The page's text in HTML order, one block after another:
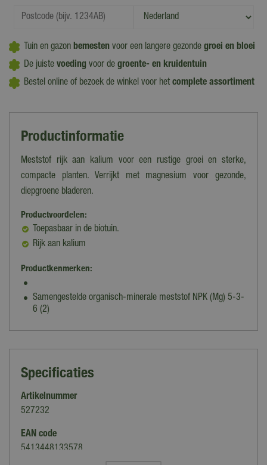
Tuin en gazon bemesten voor een langere gezonde groei en bloei
De juiste voeding voor de groente- en kruidentuin
Bestel online of bezoek de winkel voor het complete assortiment
Productinformatie
Meststof rijk aan kalium voor een rustige groei en sterke,
compacte planten. Verrijkt met magnesium voor gezonde,
diepgroene bladeren.
Productvoordelen:
Toepasbaar in de biotuin.
Rijk aan kalium
Productkenmerken:
Samengestelde organisch-minerale meststof NPK (Mg) 5-3-
6 (2)
Specificaties
Artikelnummer
527232
EAN code
5413448133578